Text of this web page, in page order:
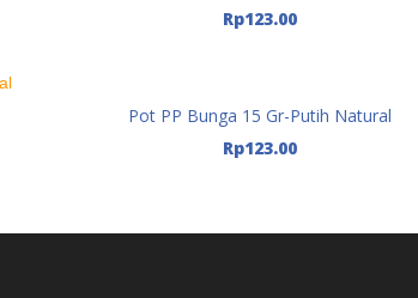
Rp123.00
Tambah Ke Keranjang
Pot PP Bunga 15 Gr-Putih Natural
Rp123.00
Tambah Ke Keranjang